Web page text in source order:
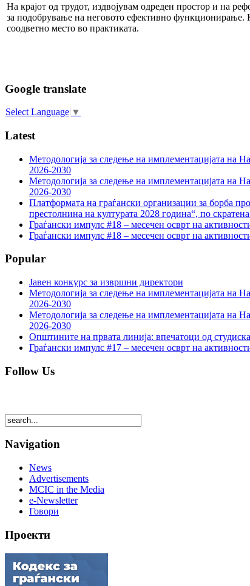
На крајот од трудот, издвојувам одреден простор и на
за подобрување на неговото ефективно функционирање.
соодветно место во практиката.
Google translate
Select Language ▼
Latest
Методологија за следење на имплементацијата на
2026-2030
Методологија за следење на имплементацијата на
2026-2030
Платформата на граѓански организации за борба
престолнина на културата 2028 година“, по
Граѓански импулс #18 – месечен осврт на
Граѓански импулс #18 – месечен осврт на
Popular
Јавен конкурс за извршни директори
Методологија за следење на имплементацијата на
2026-2030
Методологија за следење на имплементацијата на
2026-2030
Општините на првата линија: впечатоци од
Граѓански импулс #17 – месечен осврт на
Follow Us
Navigation
News
Advertisements
MCIC in the Media
e-Newsletter
Говори
Проекти